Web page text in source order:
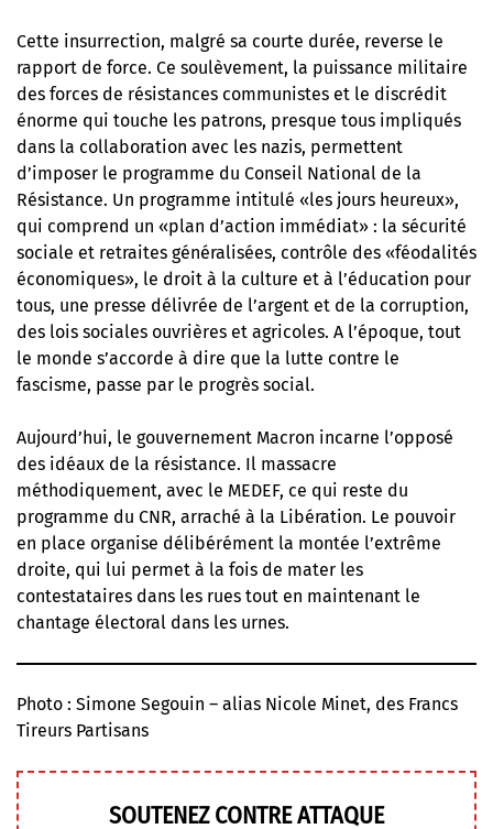
Cette insurrection, malgré sa courte durée, reverse le
rapport de force. Ce soulèvement, la puissance militaire
des forces de résistances communistes et le discrédit
énorme qui touche les patrons, presque tous impliqués
dans la collaboration avec les nazis, permettent
d’imposer le programme du Conseil National de la
Résistance. Un programme intitulé «les jours heureux»,
qui comprend un «plan d’action immédiat» : la sécurité
sociale et retraites généralisées, contrôle des «féodalités
économiques», le droit à la culture et à l’éducation pour
tous, une presse délivrée de l’argent et de la corruption,
des lois sociales ouvrières et agricoles. A l’époque, tout
le monde s’accorde à dire que la lutte contre le
fascisme, passe par le progrès social.
Aujourd’hui, le gouvernement Macron incarne l’opposé
des idéaux de la résistance. Il massacre
méthodiquement, avec le MEDEF, ce qui reste du
programme du CNR, arraché à la Libération. Le pouvoir
en place organise délibérément la montée l’extrême
droite, qui lui permet à la fois de mater les
contestataires dans les rues tout en maintenant le
chantage électoral dans les urnes.
Photo : Simone Segouin – alias Nicole Minet, des Francs
Tireurs Partisans
SOUTENEZ CONTRE ATTAQUE